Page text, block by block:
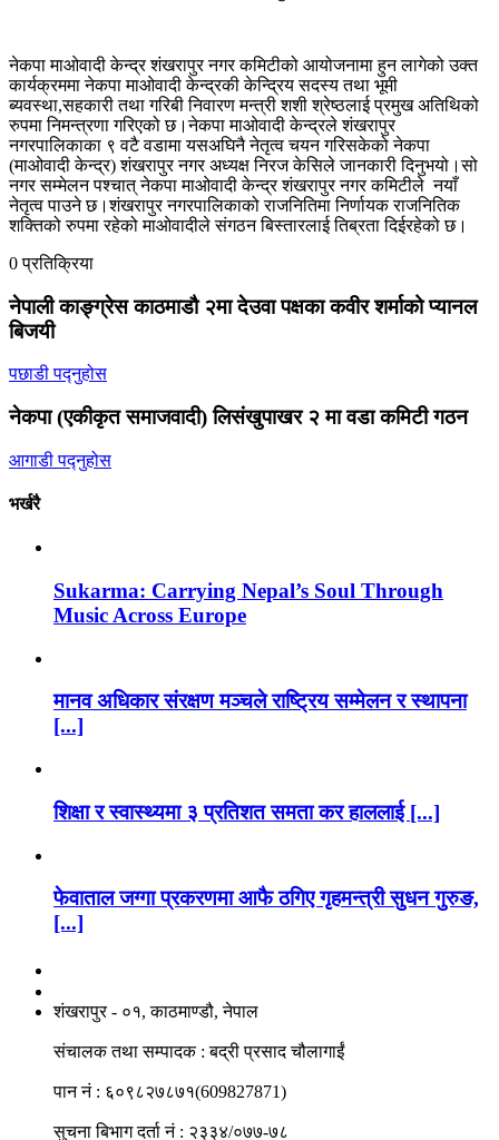
नेकपा माओवादी केन्द्र शंखरापुर नगर कमिटीको आयोजनामा हुन लागेको उक्त
कार्यक्रममा नेकपा माओवादी केन्द्रकी केन्द्रिय सदस्य तथा भूमी
ब्यवस्था,सहकारी तथा गरिबी निवारण मन्त्री शशी श्रेष्ठलाई प्रमुख अतिथिको
रुपमा निमन्त्रणा गरिएको छ।नेकपा माओवादी केन्द्रले शंखरापुर
नगरपालिकाका ९ वटै वडामा यसअघिनै नेतृत्व चयन गरिसकेको नेकपा
(माओवादी केन्द्र) शंखरापुर नगर अध्यक्ष निरज केसिले जानकारी दिनुभयो।सो
नगर सम्मेलन पश्चात् नेकपा माओवादी केन्द्र शंखरापुर नगर कमिटीले नयाँ
नेतृत्व पाउने छ।शंखरापुर नगरपालिकाको राजनितिमा निर्णायक राजनितिक
शक्तिको रुपमा रहेको माओवादीले संगठन बिस्तारलाई तिब्रता दिईरहेको छ।
0 प्रतिक्रिया
नेपाली काङ्ग्रेस काठमाडौ २मा देउवा पक्षका कवीर शर्माको प्यानल
बिजयी
पछाडी पद्नुहोस
नेकपा (एकीकृत समाजवादी) लिसंखुपाखर २ मा वडा कमिटी गठन
आगाडी पद्नुहोस
भर्खरै
Sukarma: Carrying Nepal’s Soul Through
Music Across Europe
मानव अधिकार संरक्षण मञ्चले राष्ट्रिय सम्मेलन र स्थापना
[...]
शिक्षा र स्वास्थ्यमा ३ प्रतिशत समता कर हाललाई [...]
फेवाताल जग्गा प्रकरणमा आफै ठगिए गृहमन्त्री सुधन गुरुङ,
[...]
शंखरापुर - ०१, काठमाण्डौ, नेपाल
संचालक तथा सम्पादक : बद्री प्रसाद चौलागाईं
पान नं : ६०९८२७८७१(609827871)
सुचना बिभाग दर्ता नं : २३३४/०७७-७८